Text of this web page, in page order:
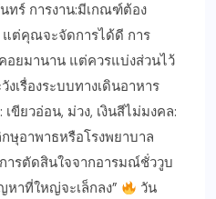
ทร์ การงาน:มีเกณฑ์ต้อง
แต่คุณจะจัดการได้ดี การ
คอยมานาน แต่ควรแบ่งส่วนไว้
งเรื่องระบบทางเดินอาหาร
เขียวอ่อน, ม่วง, เงินสีไม่มงคล:
อาพาธหรือโรงพยาบาล
ารตัดสินใจจากอารมณ์ชั่ววูบ
าที่ใหญ่จะเล็กลง”
วัน